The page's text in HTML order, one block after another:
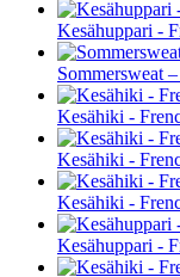
Kesähuppari -
Sommersweat
Kesähiki -
Kesähiki -
Kesähiki -
Kesähuppari -